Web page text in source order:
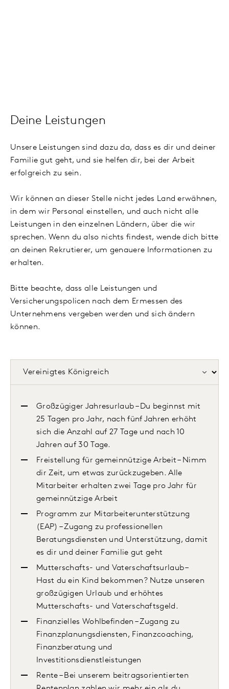
Deine Leistungen
Unsere Leistungen sind dazu da, dass es dir und deiner
Familie gut geht, und sie helfen dir, bei der Arbeit
erfolgreich zu sein.
Wir können an dieser Stelle nicht jedes Land erwähnen,
in dem wir Personal einstellen, und auch nicht alle
Leistungen in den einzelnen Ländern, über die wir
sprechen. Wenn du also nichts findest, wende dich bitte
an deinen Rekrutierer, um genauere Informationen zu
erhalten.
Bitte beachte, dass alle Leistungen und
Versicherungspolicen nach dem Ermessen des
Unternehmens vergeben werden und sich ändern
können.
Großzügiger Jahresurlaub – Du beginnst mit
25 Tagen pro Jahr, nach fünf Jahren erhöht
sich die Anzahl auf 27 Tage und nach 10
Jahren auf 30 Tage.
Freistellung für gemeinnützige Arbeit – Nimm
dir Zeit, um etwas zurückzugeben. Alle
Mitarbeiter erhalten zwei Tage pro Jahr für
gemeinnützige Arbeit
Programm zur Mitarbeiterunterstützung
(EAP) – Zugang zu professionellen
Beratungsdiensten und Unterstützung, damit
es dir und deiner Familie gut geht
Mutterschafts- und Vaterschaftsurlaub –
Hast du ein Kind bekommen? Nutze unseren
großzügigen Urlaub und erhöhtes
Mutterschafts- und Vaterschaftsgeld.
Finanzielles Wohlbefinden – Zugang zu
Finanzplanungsdiensten, Finanzcoaching,
Finanzberatung und
Investitionsdienstleistungen
Rente – Bei unserem beitragsorientierten